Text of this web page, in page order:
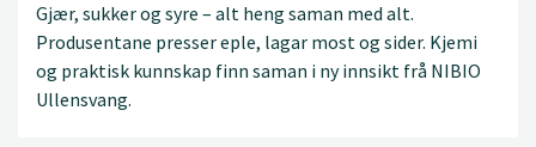
Gjær, sukker og syre – alt heng saman med alt.
Produsentane presser eple, lagar most og sider. Kjemi
og praktisk kunnskap finn saman i ny innsikt frå NIBIO
Ullensvang.